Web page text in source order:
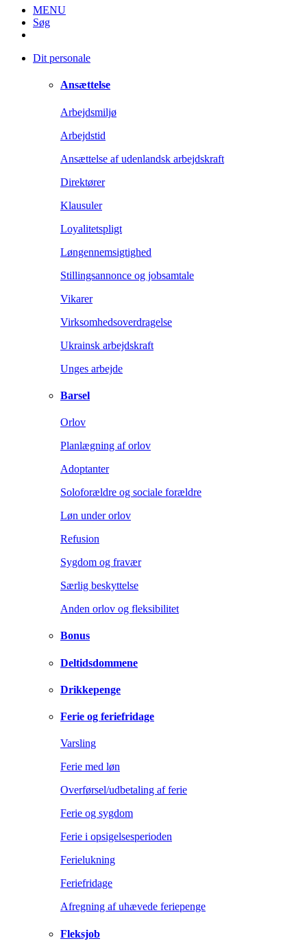
MENU
Søg
Dit personale
Ansættelse
Arbejdsmiljø
Arbejdstid
Ansættelse af udenlandsk arbejdskraft
Direktører
Klausuler
Loyalitetspligt
Løngennemsigtighed
Stillingsannonce og jobsamtale
Vikarer
Virksomhedsoverdragelse
Ukrainsk arbejdskraft
Unges arbejde
Barsel
Orlov
Planlægning af orlov
Adoptanter
Soloforældre og sociale forældre
Løn under orlov
Refusion
Sygdom og fravær
Særlig beskyttelse
Anden orlov og fleksibilitet
Bonus
Deltidsdommene
Drikkepenge
Ferie og feriefridage
Varsling
Ferie med løn
Overførsel/udbetaling af ferie
Ferie og sygdom
Ferie i opsigelsesperioden
Ferielukning
Feriefridage
Afregning af uhævede feriepenge
Fleksjob